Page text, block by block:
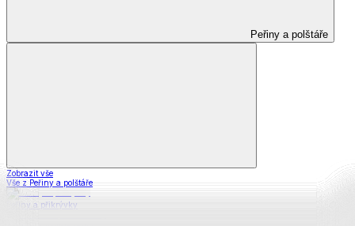
Peřiny a polštáře
Zobrazit vše
Vše z Peřiny a polštáře
Peřiny a přikrývky